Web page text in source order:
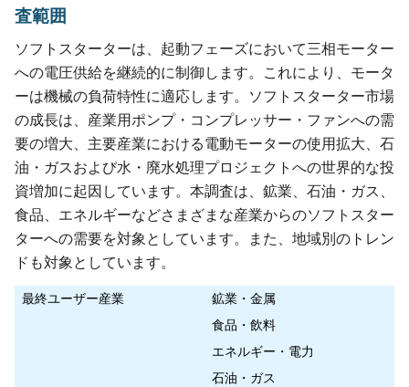
査範囲
ソフトスターターは、起動フェーズにおいて三相モーター
への電圧供給を継続的に制御します。これにより、モータ
ーは機械の負荷特性に適応します。ソフトスターター市場
の成長は、産業用ポンプ・コンプレッサー・ファンへの需
要の増大、主要産業における電動モーターの使用拡大、石
油・ガスおよび水・廃水処理プロジェクトへの世界的な投
資増加に起因しています。本調査は、鉱業、石油・ガス、
食品、エネルギーなどさまざまな産業からのソフトスター
ターへの需要を対象としています。また、地域別のトレン
ドも対象としています。
最終ユーザー産業
鉱業・金属
食品・飲料
エネルギー・電力
石油・ガス